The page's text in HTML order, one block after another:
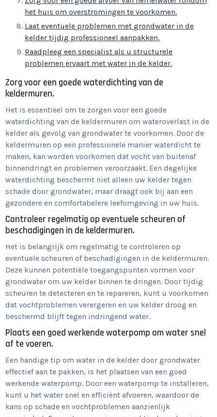
het huis om overstromingen te voorkomen.
Laat eventuele problemen met grondwater in de
kelder tijdig professioneel aanpakken.
Raadpleeg een specialist als u structurele
problemen ervaart met water in de kelder.
Zorg voor een goede waterdichting van de
keldermuren.
Het is essentieel om te zorgen voor een goede
waterdichting van de keldermuren om wateroverlast in de
kelder als gevolg van grondwater te voorkomen. Door de
keldermuren op een professionele manier waterdicht te
maken, kan worden voorkomen dat vocht van buitenaf
binnendringt en problemen veroorzaakt. Een degelijke
waterdichting beschermt niet alleen uw kelder tegen
schade door grondwater, maar draagt ook bij aan een
gezondere en comfortabelere leefomgeving in uw huis.
Controleer regelmatig op eventuele scheuren of
beschadigingen in de keldermuren.
Het is belangrijk om regelmatig te controleren op
eventuele scheuren of beschadigingen in de keldermuren.
Deze kunnen potentiële toegangspunten vormen voor
grondwater om uw kelder binnen te dringen. Door tijdig
scheuren te detecteren en te repareren, kunt u voorkomen
dat vochtproblemen verergeren en uw kelder droog en
beschermd blijft tegen indringend water.
Plaats een goed werkende waterpomp om water snel
af te voeren.
Een handige tip om water in de kelder door grondwater
effectief aan te pakken, is het plaatsen van een goed
werkende waterpomp. Door een waterpomp te installeren,
kunt u het water snel en efficiënt afvoeren, waardoor de
kans op schade en vochtproblemen aanzienlijk